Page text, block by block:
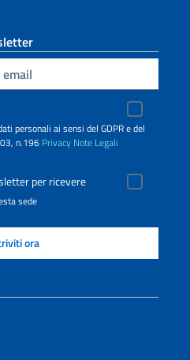
personali ai sensi del GDPR e del
n.196 Privacy Note Legali
per ricevere
sede